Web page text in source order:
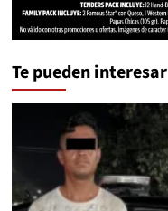
Te pueden interesar